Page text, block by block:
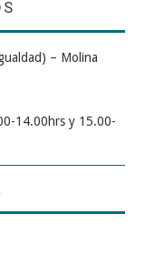
– Molina
14.00hrs y 15.00-